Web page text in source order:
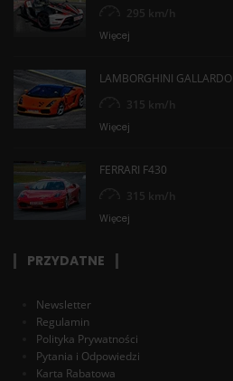
295 km/h
Więcej
LAMBORGHINI GALLARDO
315 km/h
Więcej
FERRARI F430
315 km/h
Więcej
PRZYDATNE
Newsletter
Regulamin
Polityka Prywatności
Pytania i Odpowiedzi
Karta Rabatowa